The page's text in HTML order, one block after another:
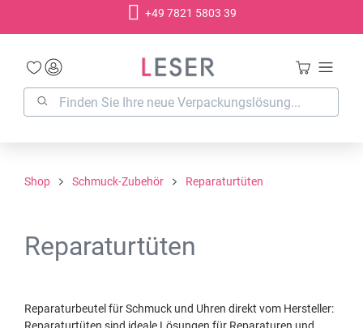
+49 7821 5803 39
Shop Schmuck-Zubehör Reparaturtüten
Reparaturtüten
Reparaturbeutel für Schmuck und Uhren direkt vom Hersteller: